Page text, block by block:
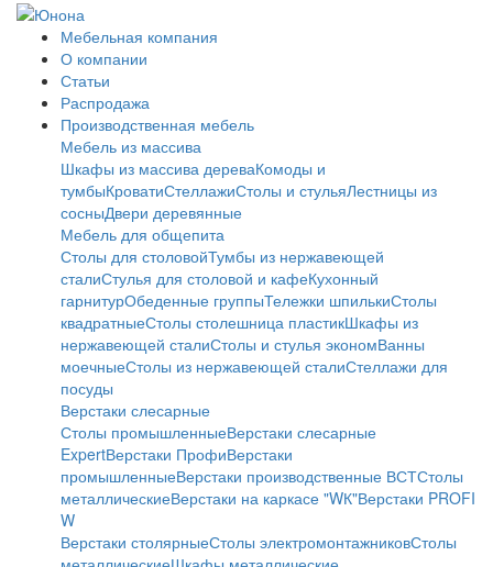
Мебельная компания
О компании
Статьи
Распродажа
Производственная мебель
Мебель из массива
Шкафы из массива дереваКомоды и
тумбыКроватиСтеллажиСтолы и стульяЛестницы из
сосныДвери деревянные
Мебель для общепита
Столы для столовойТумбы из нержавеющей
сталиСтулья для столовой и кафеКухонный
гарнитурОбеденные группыТележки шпилькиСтолы
квадратныеСтолы столешница пластикШкафы из
нержавеющей сталиСтолы и стулья экономВанны
моечныеСтолы из нержавеющей сталиСтеллажи для
посуды
Верстаки слесарные
Столы промышленныеВерстаки слесарные
ExpertВерстаки ПрофиВерстаки
промышленныеВерстаки производственные ВСТСтолы
металлическиеВерстаки на каркасе "WК"Верстаки PROFI
W
Верстаки столярныеСтолы электромонтажниковСтолы